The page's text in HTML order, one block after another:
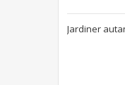
Jardiner